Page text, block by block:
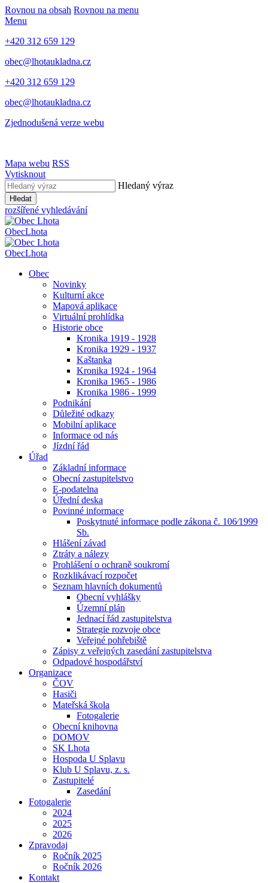
Rovnou na obsah Rovnou na menu
Menu
+420 312 659 129
obec@lhotaukladna.cz
+420 312 659 129
obec@lhotaukladna.cz
Zjednodušená verze webu
Mapa webu RSS
Vytisknout
Hledaný výraz
Hledat
rozšířené vyhledávání
ObecLhota
ObecLhota
Obec
Novinky
Kulturní akce
Mapová aplikace
Virtuální prohlídka
Historie obce
Kronika 1919 - 1928
Kronika 1929 - 1937
Kaštanka
Kronika 1924 - 1964
Kronika 1965 - 1986
Kronika 1986 - 1999
Podnikání
Důležité odkazy
Mobilní aplikace
Informace od nás
Jízdní řád
Úřad
Základní informace
Obecní zastupitelstvo
E-podatelna
Úřední deska
Povinné informace
Poskytnuté informace podle zákona č. 106⁄1999
Sb.
Hlášení závad
Ztráty a nálezy
Prohlášení o ochraně soukromí
Rozklikávací rozpočet
Seznam hlavních dokumentů
Obecní vyhlášky
Územní plán
Jednací řád zastupitelstva
Strategie rozvoje obce
Veřejné pohřebiště
Zápisy z veřejných zasedání zastupitelstva
Odpadové hospodářství
Organizace
ČOV
Hasiči
Mateřská škola
Fotogalerie
Obecní knihovna
DOMOV
SK Lhota
Hospoda U Splavu
Klub U Splavu, z. s.
Zastupitelé
Zasedání
Fotogalerie
2024
2025
2026
Zpravodaj
Ročník 2025
Ročník 2026
Kontakt